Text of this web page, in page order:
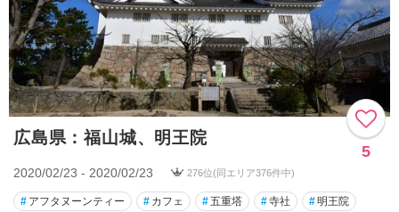
広島県：福山城、明王院
5
2020/02/23 - 2020/02/23 276位(同エリア376件中)
# アフタヌーンティー # カフェ #五重塔 #寺社 #明王院